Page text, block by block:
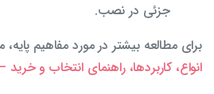
جزئی در نصب.
برای مطالعه بیشتر در مورد مفاهیم پایه،
انواع، کاربردها، راهنمای انتخاب و خرید –